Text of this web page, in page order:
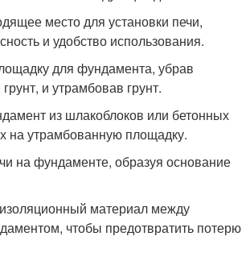
место для установки печи,
и удобство использования.
для фундамента, убрав
и утрамбовав грунт.
из шлакоблоков или бетонных
на утрамбованную площадку.
на фундаменте, образуя основание
материал между
чтобы предотвратить потерю